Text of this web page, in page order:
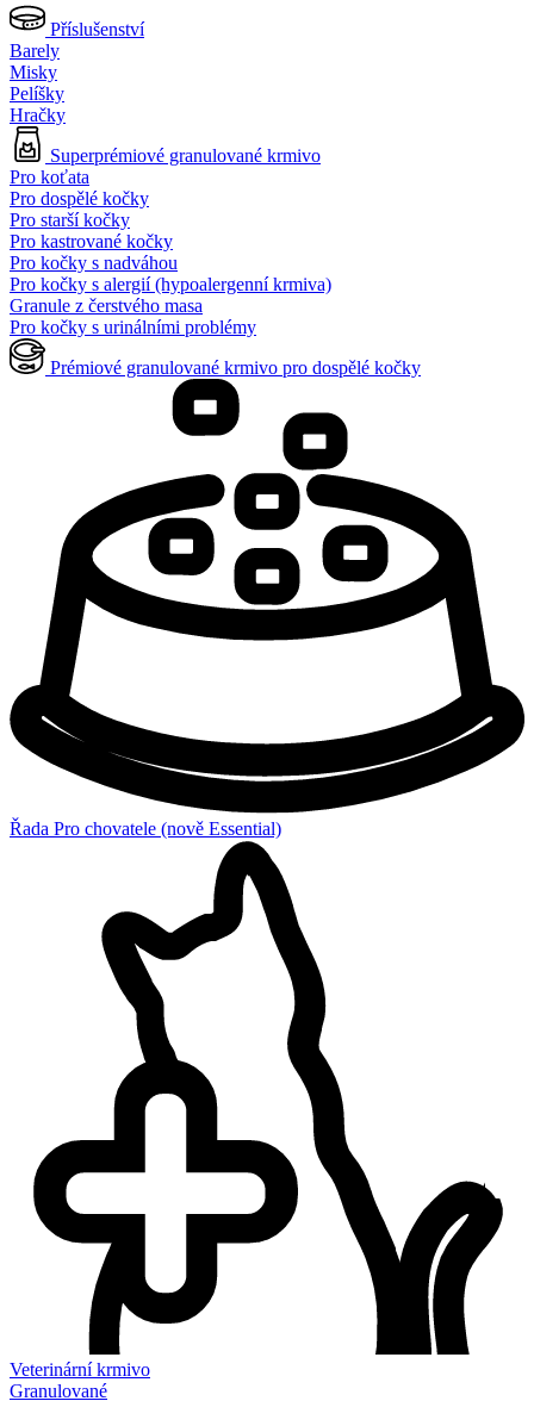
Příslušenství
Barely
Misky
Pelíšky
Hračky
Superprémiové granulované krmivo
Pro koťata
Pro dospělé kočky
Pro starší kočky
Pro kastrované kočky
Pro kočky s nadváhou
Pro kočky s alergií (hypoalergenní krmiva)
Granule z čerstvého masa
Pro kočky s urinálními problémy
Prémiové granulované krmivo pro dospělé kočky
Řada Pro chovatele (nově Essential)
Veterinární krmivo
Granulované